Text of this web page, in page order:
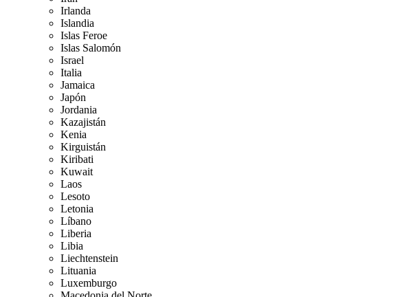
Irlanda
Islandia
Islas Feroe
Islas Salomón
Israel
Italia
Jamaica
Japón
Jordania
Kazajistán
Kenia
Kirguistán
Kiribati
Kuwait
Laos
Lesoto
Letonia
Líbano
Liberia
Libia
Liechtenstein
Lituania
Luxemburgo